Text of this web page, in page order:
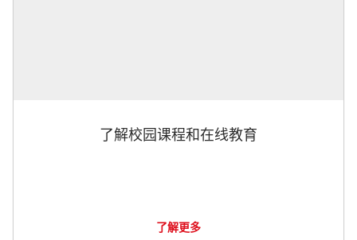
了解校园课程和在线教育
了解更多